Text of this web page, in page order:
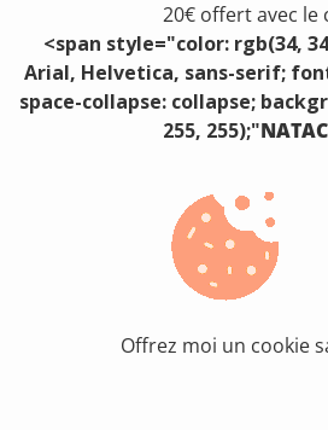
20€ offert avec le
<span style="color: rgb(34,
Arial, Helvetica, sans-serif;
space-collapse: collapse;
255, 255);"
Offrez moi un cookie